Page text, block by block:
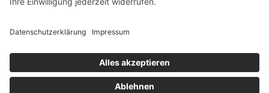
Kontakt Impressum
Datenschutz